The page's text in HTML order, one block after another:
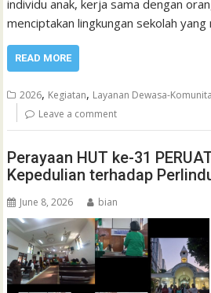
individu anak, kerja sama dengan
menciptakan lingkungan sekolah yang
READ MORE
2026, Kegiatan, Layanan Dewasa-
Leave a comment
Perayaan HUT ke-31
Kepedulian terhadap
June 8, 2026 bian